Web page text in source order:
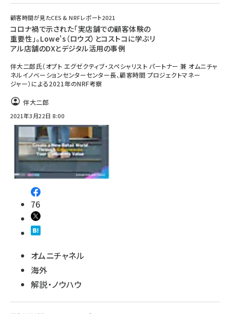
顧客時間が見たCES & NRFレポート2021
コロナ禍で示された「実店舗での顧客体験の
重要性」。Lowe's（ロウズ）とコストコに学ぶリ
アル店舗のDXとデジタル活用の事例
伴大二郎氏（オプト エグゼクティブ・スペシャリスト パートナー 兼 オムニチャ
ネルイノベーションセンターセンター長、顧客時間 プロジェクトマネー
ジャー）による2021年のNRF考察
伴大二郎
2021年3月22日 8:00
76
オムニチャネル
海外
解説・ノウハウ